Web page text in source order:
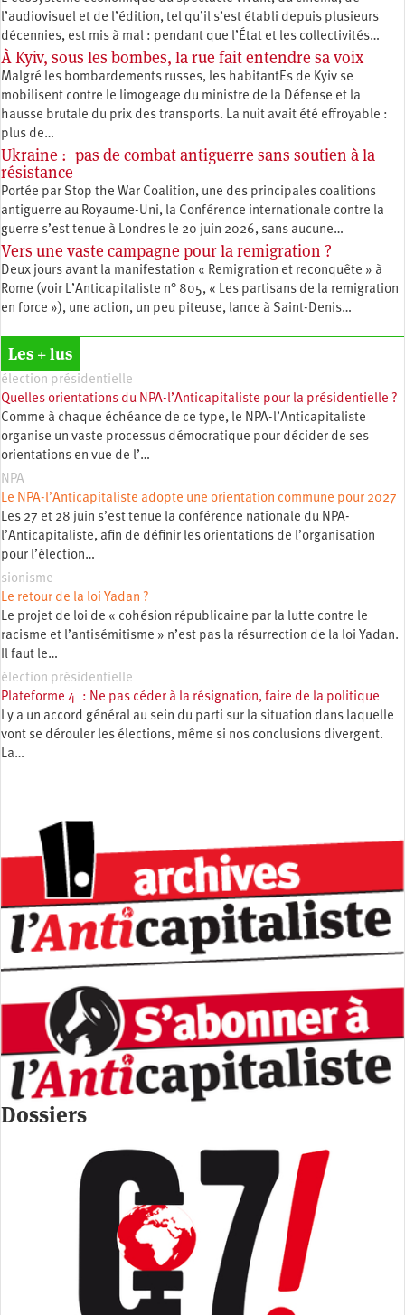
l’audiovisuel et de l’édition, tel qu’il s’est établi depuis plusieurs
décennies, est mis à mal : pendant que l’État et les collectivités…
À Kyiv, sous les bombes, la rue fait entendre sa voix
Malgré les bombardements russes, les habitantEs de Kyiv se
mobilisent contre le limogeage du ministre de la Défense et la
hausse brutale du prix des transports. La nuit avait été effroyable :
plus de…
Ukraine : pas de combat antiguerre sans soutien à la
résistance
Portée par Stop the War Coalition, une des principales coalitions
antiguerre au Royaume-Uni, la Conférence internationale contre la
guerre s’est tenue à Londres le 20 juin 2026, sans aucune…
Vers une vaste campagne pour la remigration ?
Deux jours avant la manifestation « Remigration et reconquête » à
Rome (voir L’Anticapitaliste n° 805, « Les partisans de la remigration
en force »), une action, un peu piteuse, lance à Saint-Denis…
Les + lus
élection présidentielle
Quelles orientations du NPA-l’Anticapitaliste pour la présidentielle ?
Comme à chaque échéance de ce type, le NPA-l’Anticapitaliste
organise un vaste processus démocratique pour décider de ses
orientations en vue de l’…
NPA
Le NPA-l’Anticapitaliste adopte une orientation commune pour 2027
Les 27 et 28 juin s’est tenue la conférence nationale du NPA-
l’Anticapitaliste, afin de définir les orientations de l’organisation
pour l’élection…
sionisme
Le retour de la loi Yadan ?
Le projet de loi de « cohésion républicaine par la lutte contre le
racisme et l’antisémitisme » n’est pas la résurrection de la loi Yadan.
Il faut le…
élection présidentielle
Plateforme 4 : Ne pas céder à la résignation, faire de la politique
l y a un accord général au sein du parti sur la situation dans laquelle
vont se dérouler les élections, même si nos conclusions divergent.
La…
Dossiers